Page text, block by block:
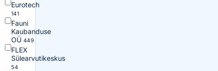
Eurotech
141
Fauni
Kaubanduse
OÜ 449
FLEX
Sülearvutikeskus
54